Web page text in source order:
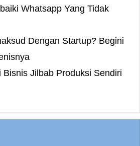
g
s
p
e
Whatsapp Yang Tidak
Dengan Startup? Begini
Bisnis Jilbab Produksi Sendiri